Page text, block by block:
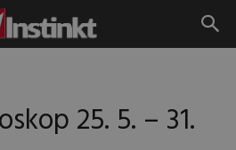
25. 5. – 31.